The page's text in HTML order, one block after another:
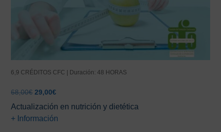
6,9 CRÉDITOS CFC | Duración: 48 HORAS
68,00€ El
precio
original
era:
29,00€El
actual
es:
Actualización en nutrición y dietética
+ Información